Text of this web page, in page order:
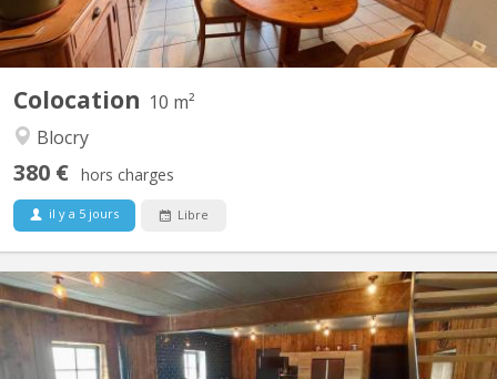
Colocation 10 m²
Blocry
380 € hors charges
il y a 5 jours Libre
KV 1961
A 10 minutes de LLN, 5 minutes du Domaine du Blé, 10 minutes
de Wavre : Magnifique maison en colocation comprenant 4